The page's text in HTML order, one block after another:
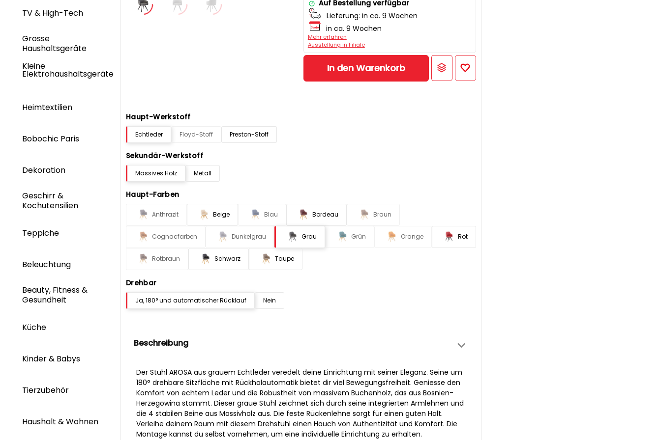
TV & High-Tech
Grosse
Haushaltsgeräte
Kleine
Elektrohaushaltsgeräte
Heimtextilien
Bobochic Paris
Dekoration
Geschirr &
Kochutensilien
Teppiche
Beleuchtung
Beauty, Fitness &
Gesundheit
Küche
Kinder & Babys
Tierzubehör
Haushalt & Wohnen
Auf Bestellung verfügbar
Lieferung: in ca. 9 Wochen
in ca. 9 Wochen
Mehr erfahren
Ausstellung in Filiale
In den Warenkorb
Haupt-Werkstoff
Echtleder Floyd-Stoff Preston-Stoff
Sekundär-Werkstoff
Massives Holz Metall
Haupt-Farben
Anthrazit Beige Blau Bordeau Braun
Cognacfarben Dunkelgrau Grau Grün Orange Rot
Rotbraun Schwarz Taupe
Drehbar
Ja, 180° und automatischer Rücklauf Nein
Beschreibung
Der Stuhl AROSA aus grauem Echtleder veredelt deine Einrichtung mit seiner Eleganz. Seine um
180° drehbare Sitzfläche mit Rückholautomatik bietet dir viel Bewegungsfreiheit. Geniesse den
Komfort von echtem Leder und die Robustheit von massivem Buchenholz, das aus Bosnien-
Herzegowina stammt. Dieser graue Stuhl zeichnet sich durch seine integrierten Armlehnen und
die 4 stabilen Beine aus Massivholz aus. Die feste Rückenlehne sorgt für einen guten Halt.
Verleihe deinem Raum mit diesem Drehstuhl einen Hauch von Authentizität und Komfort. Die
Montage kannst du selbst vornehmen, um eine individuelle Einrichtung zu erhalten.